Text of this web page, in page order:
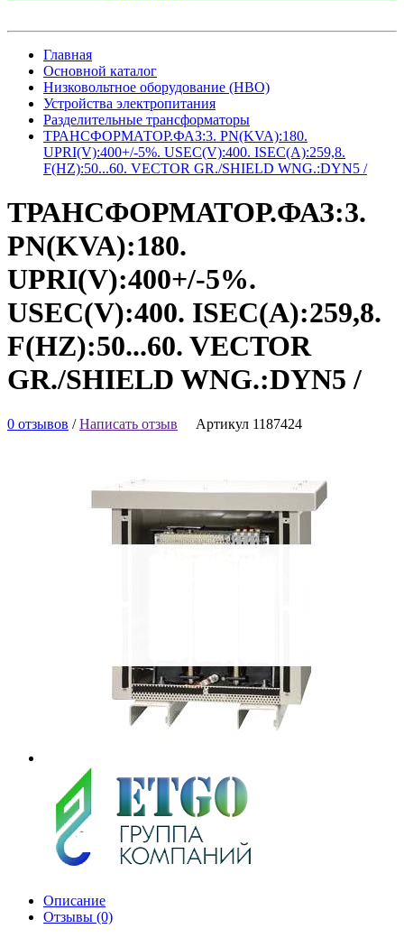
Главная
Основной каталог
Низковольтное оборудование (НВО)
Устройства электропитания
Разделительные трансформаторы
ТРАНСФОРМАТОР.ФАЗ:3. PN(KVA):180.
UPRI(V):400+/-5%. USEC(V):400. ISEC(A):259,8.
F(HZ):50...60. VECTOR GR./SHIELD WNG.:DYN5 /
ТРАНСФОРМАТОР.ФАЗ:3.
PN(KVA):180.
UPRI(V):400+/-5%.
USEC(V):400. ISEC(A):259,8.
F(HZ):50...60. VECTOR
GR./SHIELD WNG.:DYN5 /
0 отзывов /Написать отзыв Артикул 1187424
Описание
Отзывы (0)